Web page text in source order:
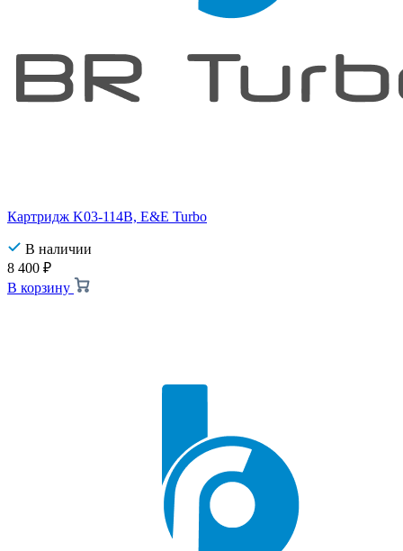
Картридж K03-114B, E&E Turbo
В наличии
8 400 ₽
В корзину